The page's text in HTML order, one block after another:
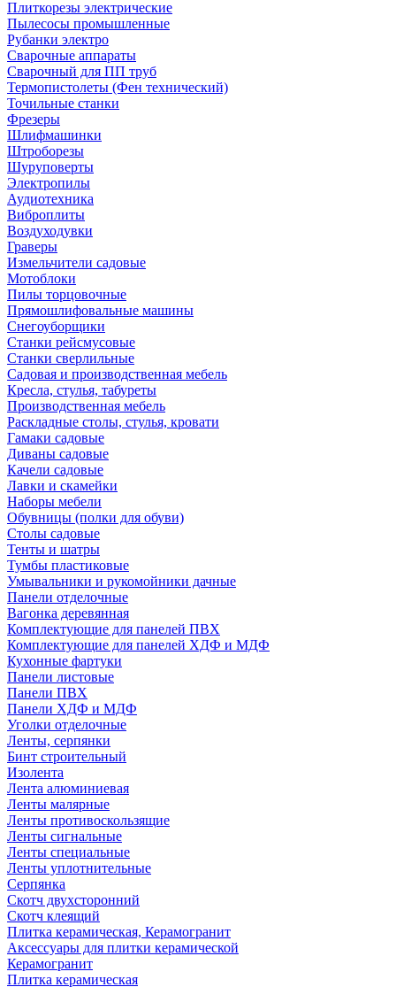
Плиткорезы электрические
Пылесосы промышленные
Рубанки электро
Сварочные аппараты
Сварочный для ПП труб
Термопистолеты (Фен технический)
Точильные станки
Фрезеры
Шлифмашинки
Штроборезы
Шуруповерты
Электропилы
Аудиотехника
Виброплиты
Воздуходувки
Граверы
Измельчители садовые
Мотоблоки
Пилы торцовочные
Прямошлифовальные машины
Снегоуборщики
Станки рейсмусовые
Станки сверлильные
Садовая и производственная мебель
Кресла, стулья, табуреты
Производственная мебель
Раскладные столы, стулья, кровати
Гамаки садовые
Диваны садовые
Качели садовые
Лавки и скамейки
Наборы мебели
Обувницы (полки для обуви)
Столы садовые
Тенты и шатры
Тумбы пластиковые
Умывальники и рукомойники дачные
Панели отделочные
Вагонка деревянная
Комплектующие для панелей ПВХ
Комплектующие для панелей ХДФ и МДФ
Кухонные фартуки
Панели листовые
Панели ПВХ
Панели ХДФ и МДФ
Уголки отделочные
Ленты, серпянки
Бинт строительный
Изолента
Лента алюминиевая
Ленты малярные
Ленты противоскользящие
Ленты сигнальные
Ленты специальные
Ленты уплотнительные
Серпянка
Скотч двухсторонний
Скотч клеящий
Плитка керамическая, Керамогранит
Аксессуары для плитки керамической
Керамогранит
Плитка керамическая